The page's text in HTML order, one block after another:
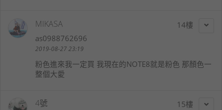
14
MIKASA
as0988762696
2019-08-27 23:19
粉色進來我一定買 我現在的NOTE8就是粉色 那顏色一
整個大愛
15
4號